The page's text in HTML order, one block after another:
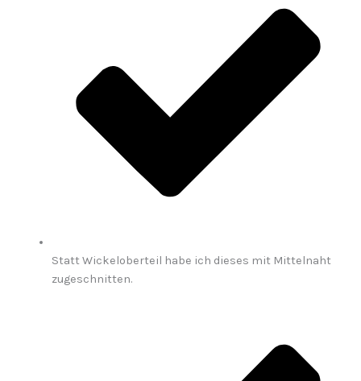
Statt Wickeloberteil habe ich dieses mit Mittelnaht
zugeschnitten.